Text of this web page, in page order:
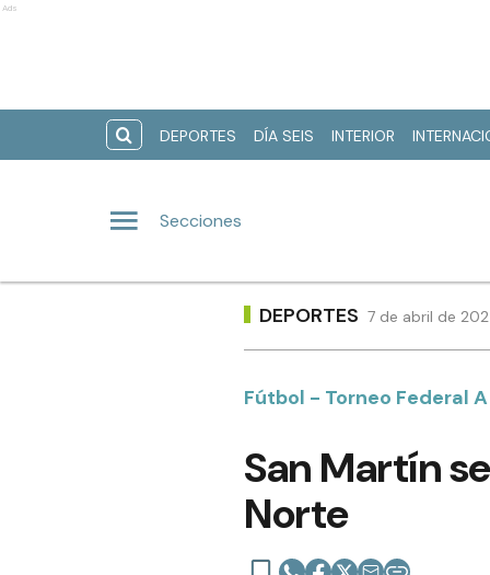
Ads
DEPORTES DÍA SEIS INTERIOR
Secciones
DEPORTES 7 de abril de
Fútbol - Torneo Federal A
San Martín
Norte